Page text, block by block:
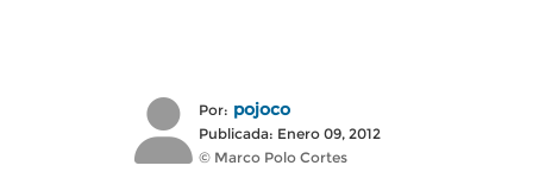
Por: pojoco
Publicada: Enero 09, 2012
© Marco Polo Cortes